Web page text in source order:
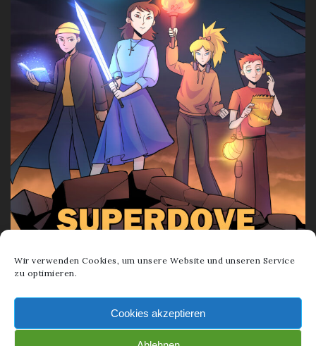
Wir verwenden Cookies, um unsere Website und unseren Service
zu optimieren.
Cookies akzeptieren